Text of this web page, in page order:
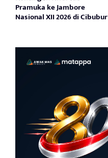
Pramuka ke Jambore
Nasional XII 2026 di Cibubur